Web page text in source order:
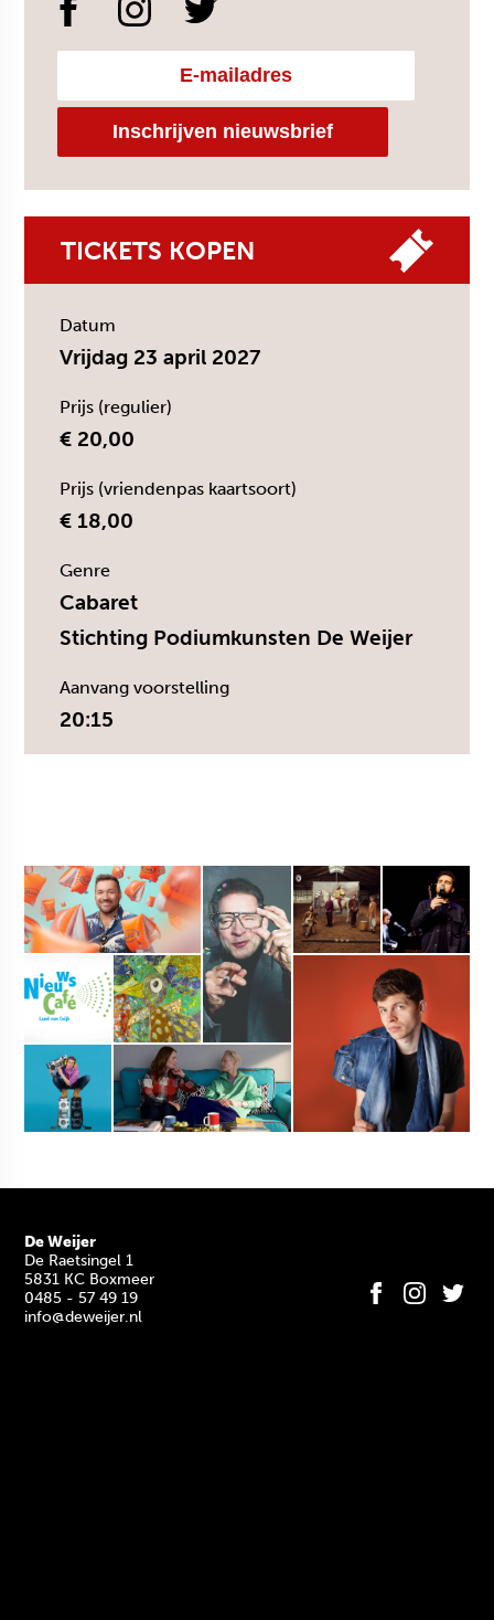
TICKETS KOPEN
Datum
Vrijdag 23 april 2027
Prijs (regulier)
€ 20,00
Prijs (vriendenpas kaartsoort)
€ 18,00
Genre
Cabaret
Stichting Podiumkunsten De Weijer
Aanvang voorstelling
20:15
De Weijer
De Raetsingel 1
5831 KC Boxmeer
0485 - 57 49 19
info@deweijer.nl